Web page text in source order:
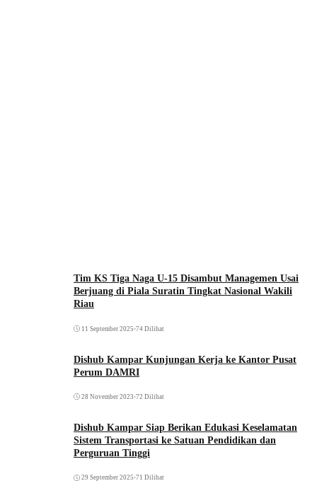
Tim KS Tiga Naga U-15 Disambut Managemen Usai
Berjuang di Piala Suratin Tingkat Nasional Wakili
Riau
11 September 2025 •74 Dilihat
Dishub Kampar Kunjungan Kerja ke Kantor Pusat
Perum DAMRI
28 November 2023 •72 Dilihat
Dishub Kampar Siap Berikan Edukasi Keselamatan
Sistem Transportasi ke Satuan Pendidikan dan
Perguruan Tinggi
29 September 2025 •71 Dilihat